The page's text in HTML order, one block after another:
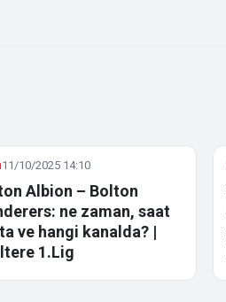
11/10/2025 14:10
Albion – Bolton
ne zaman, saat
ve hangi kanalda? |
1.Lig